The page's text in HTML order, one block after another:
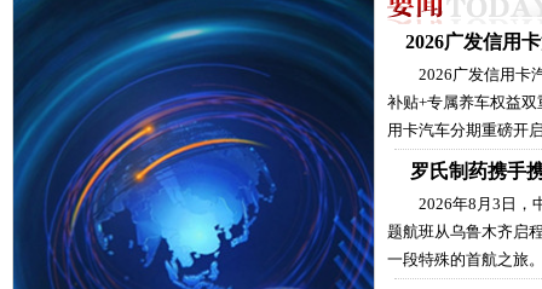
2026广发信用
2026广发信用卡
补贴+专属养车权益
用卡汽车分期重磅开
罗氏制药携手
2026年8月3日
题航班从乌鲁木齐启
一段特殊的首航之旅